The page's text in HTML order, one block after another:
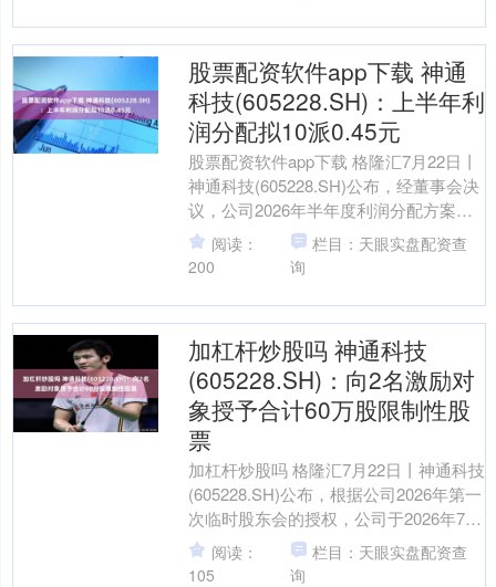
股票配资软件app下载 神通
科技(605228.SH)：上半年利
润分配拟10派0.45元
股票配资软件app下载 格隆汇7月22日丨
神通科技(605228.SH)公布，经董事会决
议，公司2026年半年度利润分配方案如
下：拟以实施权益分派股权登记日登
记....
阅读：
200
栏目：天眼实盘配资查
询
加杠杆炒股吗 神通科技
(605228.SH)：向2名激励对
象授予合计60万股限制性股
票
加杠杆炒股吗 格隆汇7月22日丨神通科技
(605228.SH)公布，根据公司2026年第一
次临时股东会的授权，公司于2026年7月
21日召开第三届董事会第十五次....
阅读：
105
栏目：天眼实盘配资查
询